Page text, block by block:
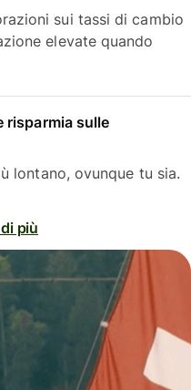
sui tassi di cambio
elevate quando
risparmia sulle
lontano, ovunque tu sia.
più